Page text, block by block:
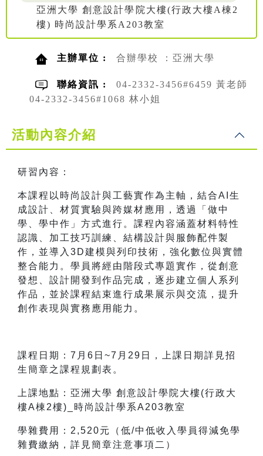
亞洲大學 創意設計學院大樓(行政大樓A棟2
樓) 時尚設計學系A203教室
主辦單位 : 合辦學校 ：亞洲大學
聯絡資訊 :
04-2332-3456#6459 黃老師
04-2332-3456#1068 林小姐
活動內容介紹
研習內容：
本課程以時尚設計與工藝實作為主軸，結合AI生
成設計、材質實驗與跨媒材應用，透過「做中
學、學中作」方式進行。課程內容涵蓋材料特性
認識、加工技巧訓練、結構設計與服飾配件製
作，並導入3D建模與列印技術，強化數位與實體
整合能力。學員將經由階段式專題實作，從創意
發想、設計開發到作品完成，逐步建立個人系列
作品，並於課程結束進行成果展示與交流，提升
創作表現與實務應用能力。
課程日期：7月6日~7月29日，上課日期詳見招
生簡章之課程規劃表。
上課地點：亞洲大學 創意設計學院大樓(行政大
樓A棟2樓)_ 時尚設計學系A203教室
學雜費用：2,520元（低/中低收入學員得減免學
雜費繳納，詳見簡章注意事項二）